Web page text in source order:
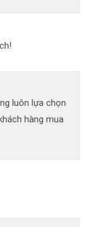
luôn lựa chọn
hàng mua